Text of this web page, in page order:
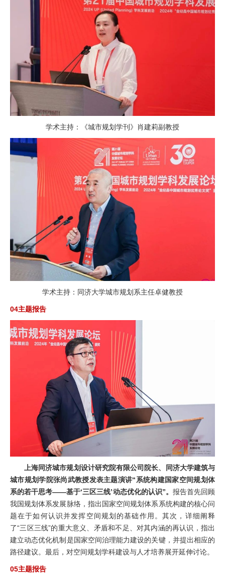
学术主持：《城市规划学刊》肖建莉副教授
学术主持：同济大学城市规划系主任卓健教授
04主题报告
上海同济城市规划设计研究院有限公司院长、同济大学建筑与
城市规划学院张尚武教授发表主题演讲“系统构建国家空间规划体
系的若干思考——基于‘三区三线’动态优化的认识”。 报告首先回顾
我国规划体系发展脉络，指出国家空间规划体系系统构建的核心问
题在于如何认识并发挥空间规划的基础作用。其次，详细阐释
了“三区三线”的重大意义、矛盾和不足、对其内涵的再认识，指出
建立动态优化机制是国家空间治理能力建设的关键，并提出相应的
路径建议。最后，对空间规划学科建设与人才培养展开延伸讨论。
05主题报告